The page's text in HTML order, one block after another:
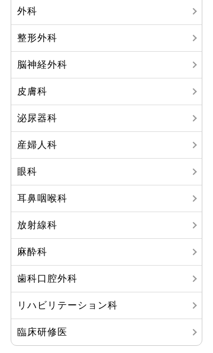
外科
整形外科
脳神経外科
皮膚科
泌尿器科
産婦人科
眼科
耳鼻咽喉科
放射線科
麻酔科
歯科口腔外科
リハビリテーション科
臨床研修医